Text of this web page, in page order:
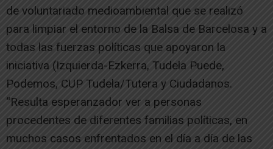
de voluntariado medioambiental que se realizó
para limpiar el entorno de la Balsa de Barcelosa y a
todas las fuerzas políticas que apoyaron la
iniciativa (Izquierda-Ezkerra, Tudela Puede,
Podemos, CUP Tudela/Tutera y Ciudadanos.
“Resulta esperanzador ver a personas
procedentes de diferentes familias políticas, en
muchos casos enfrentados en el día a día de las